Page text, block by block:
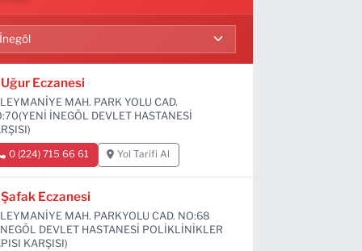
Uğur Eczanesi
MAH. PARK YOLU CAD.
İNEGÖL DEVLET HASTANESİ
0 (224) 715 66 61 Yol Tarifi Al
Şafak Eczanesi
MAH. PARKYOLU CAD. NO:68
DEVLET HASTANESİ POLİKLİNİKLER
KARŞISI)